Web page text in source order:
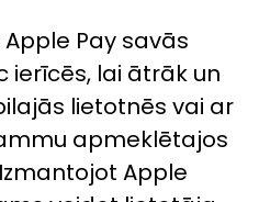
Pay savās
ierīcēs, lai ātrāk un
lietotnēs vai ar
apmeklētajos
Apple